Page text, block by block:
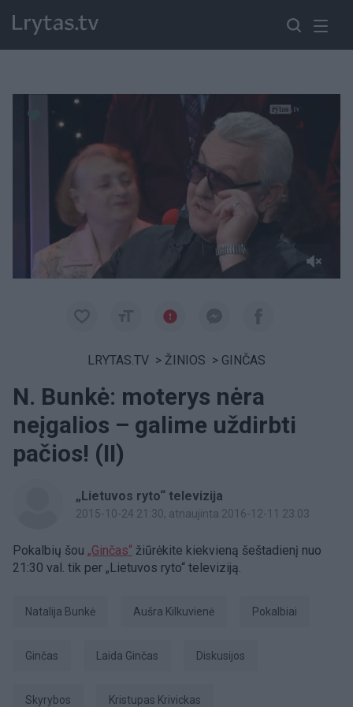
LRYTAS.TV > ŽINIOS > GINČAS
N. Bunkė: moterys nėra
neįgalios – galime uždirbti
pačios! (II)
„Lietuvos ryto“ televizija
2015-10-24 21:30, atnaujinta 2016-12-11 23:03
Pokalbių šou „Ginčas“ žiūrėkite kiekvieną šeštadienį nuo
21:30 val. tik per „Lietuvos ryto“ televiziją.
Natalija Bunkė Aušra Kilkuvienė pokalbiai
ginčas laida Ginčas diskusijos
Skyrybos Kristupas Krivickas